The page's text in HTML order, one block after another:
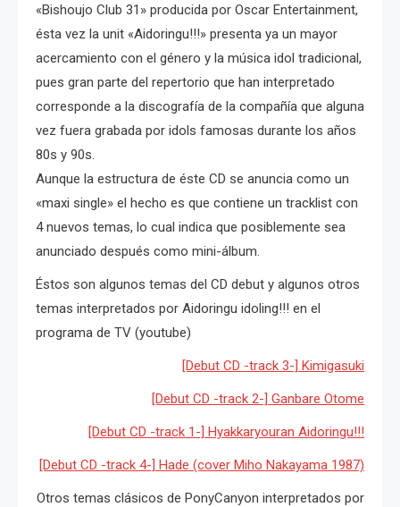
«Bishoujo Club 31» producida por Oscar Entertainment,
ésta vez la unit «Aidoringu!!!» presenta ya un mayor
acercamiento con el género y la música idol tradicional,
pues gran parte del repertorio que han interpretado
corresponde a la discografía de la compañía que alguna
vez fuera grabada por idols famosas durante los años
80s y 90s.
Aunque la estructura de éste CD se anuncia como un
«maxi single» el hecho es que contiene un tracklist con
4 nuevos temas, lo cual indica que posiblemente sea
anunciado después como mini-álbum.
Éstos son algunos temas del CD debut y algunos otros
temas interpretados por Aidoringu idoling!!! en el
programa de TV (youtube)
[Debut CD -track 3-] Kimigasuki
[Debut CD -track 2-] Ganbare Otome
[Debut CD -track 1-] Hyakkaryouran Aidoringu!!!
[Debut CD -track 4-] Hade (cover Miho Nakayama 1987)
Otros temas clásicos de PonyCanyon interpretados por